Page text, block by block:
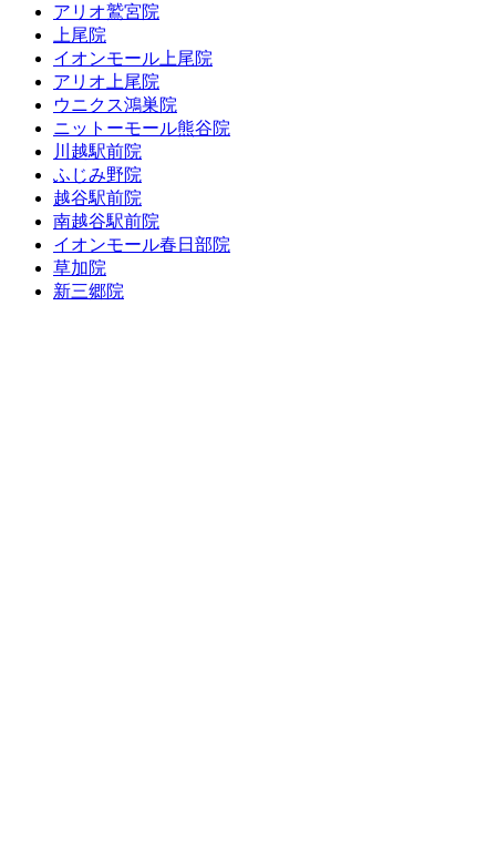
アリオ鷲宮院
上尾院
イオンモール上尾院
アリオ上尾院
ウニクス鴻巣院
ニットーモール熊谷院
川越駅前院
ふじみ野院
越谷駅前院
南越谷駅前院
イオンモール春日部院
草加院
新三郷院